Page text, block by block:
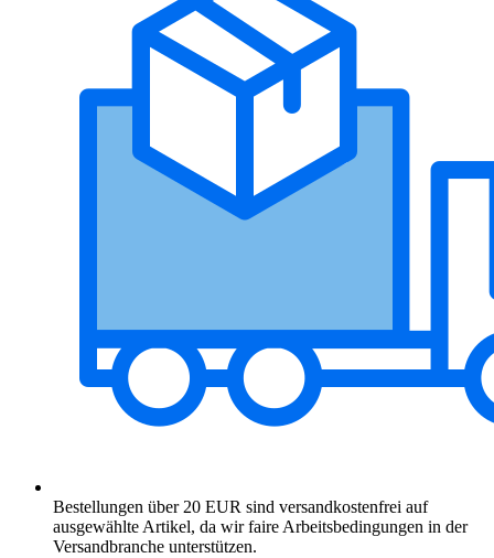
Bestellungen über 20 EUR sind versandkostenfrei auf
ausgewählte Artikel, da wir faire Arbeitsbedingungen in der
Versandbranche unterstützen.